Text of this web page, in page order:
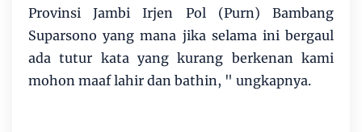
Provinsi Jambi Irjen Pol (Purn) Bambang
Suparsono yang mana jika selama ini bergaul
ada tutur kata yang kurang berkenan kami
mohon maaf lahir dan bathin, " ungkapnya.